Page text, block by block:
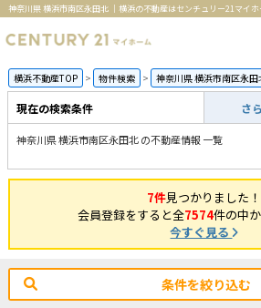
神奈川県 横浜市南区永田北 ｜横浜の不動産はセンチュリー21マイホ
横浜不動産TOP 物件検索 神奈川県 横浜市南区永
現在の検索条件 さ
神奈川県 横浜市南区永田北 の不動産情報 一覧
7件見つかりました！
会員登録をすると全7574件の中か
今すぐ見る
条件を絞り込む